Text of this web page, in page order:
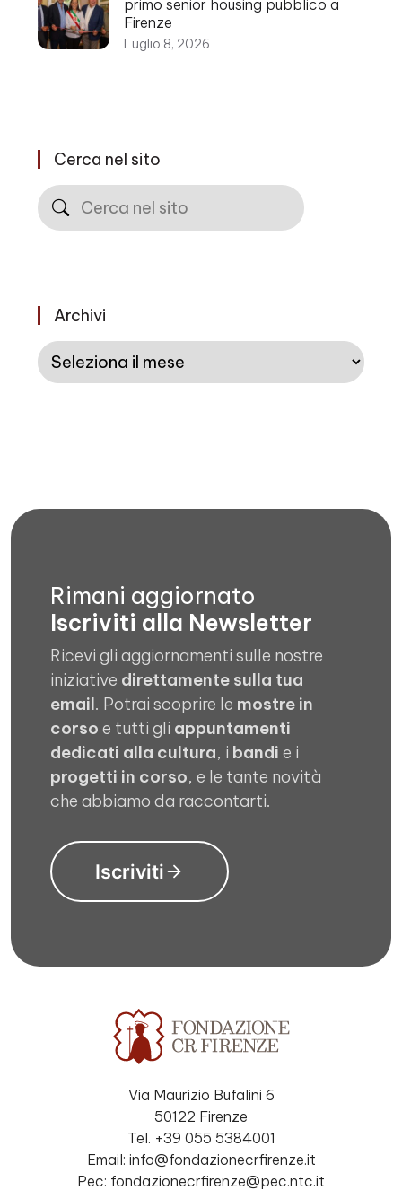
primo senior housing pubblico a
Firenze
Luglio 8, 2026
Cerca nel sito
Cerca
Archivi
Archivi
Rimani aggiornato
Iscriviti alla Newsletter
Ricevi gli aggiornamenti sulle nostre
iniziative direttamente sulla tua
email. Potrai scoprire le mostre in
corso e tutti gli appuntamenti
dedicati alla cultura, i bandi e i
progetti in corso, e le tante novità
che abbiamo da raccontarti.
Iscriviti
Via Maurizio Bufalini 6
50122 Firenze
Tel. +39 055 5384001
Email: info@fondazionecrfirenze.it
Pec: fondazionecrfirenze@pec.ntc.it